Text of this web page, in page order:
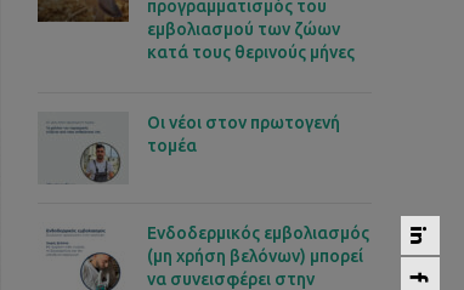
προγραμματισμός του
εμβολιασμού των ζώων
κατά τους θερινούς μήνες
Οι νέοι στον πρωτογενή
τομέα
Ενδοδερμικός εμβολιασμός
(μη χρήση βελόνων) μπορεί
να συνεισφέρει στην